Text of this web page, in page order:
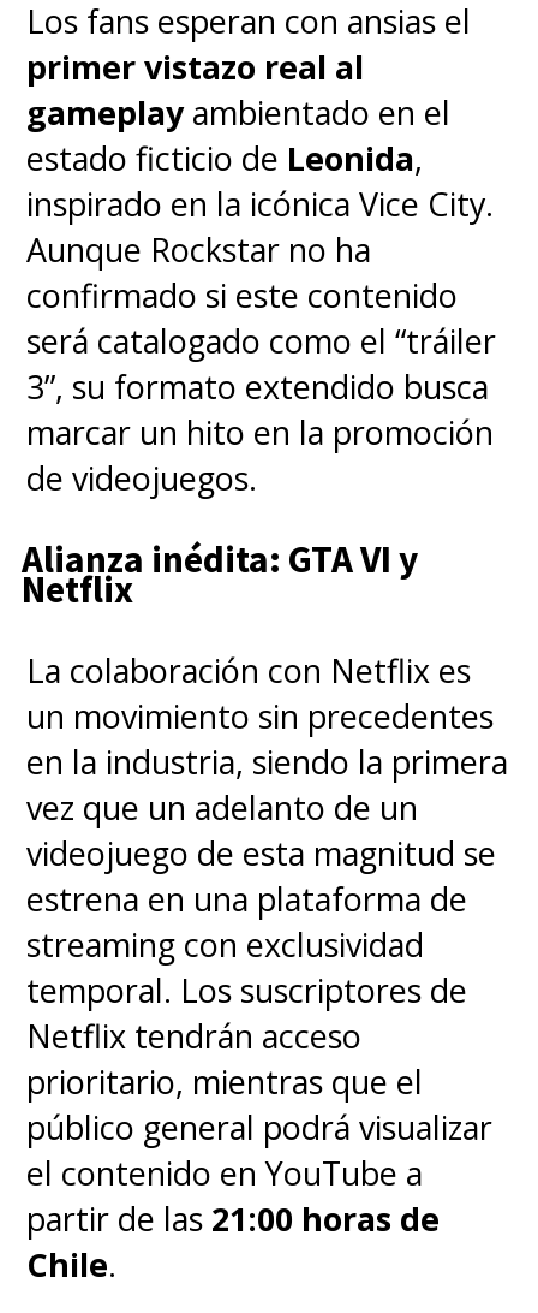
Los fans esperan con ansias el
primer vistazo real al
gameplayambientado en el
estado ficticio de Leonida,
inspirado en la icónica Vice City.
Aunque Rockstar no ha
confirmado si este contenido
será catalogado como el “tráiler
3”, su formato extendido busca
marcar un hito en la promoción
de videojuegos.
Alianza inédita: GTA VI y
Netflix
La colaboración con Netflix es
un movimiento sin precedentes
en la industria, siendo la primera
vez que un adelanto de un
videojuego de esta magnitud se
estrena en una plataforma de
streaming con exclusividad
temporal. Los suscriptores de
Netflix tendrán acceso
prioritario, mientras que el
público general podrá visualizar
el contenido en YouTube a
partir de las 21:00 horas de
Chile.